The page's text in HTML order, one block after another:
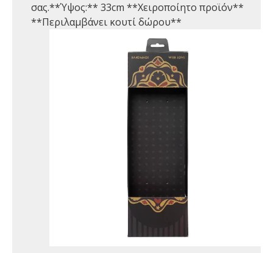
σας.**Ύψος:** 33cm **Χειροποίητο προϊόν**
**Περιλαμβάνει κουτί δώρου**